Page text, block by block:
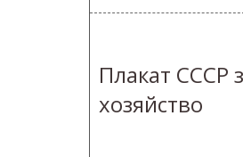
Плакат СССР
хозяйство